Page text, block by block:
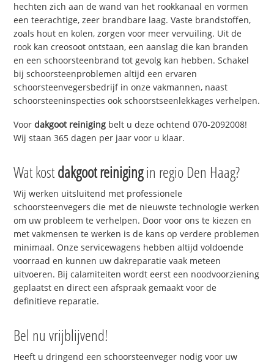
hechten zich aan de wand van het rookkanaal en vormen
een teerachtige, zeer brandbare laag. Vaste brandstoffen,
zoals hout en kolen, zorgen voor meer vervuiling. Uit de
rook kan creosoot ontstaan, een aanslag die kan branden
en een schoorsteenbrand tot gevolg kan hebben. Schakel
bij schoorsteenproblemen altijd een ervaren
schoorsteenvegersbedrijf in onze vakmannen, naast
schoorsteeninspecties ook schoorstseenlekkages verhelpen.
Voordakgoot reiniging belt u deze ochtend 070-2092008!
Wij staan 365 dagen per jaar voor u klaar.
Wat kostdakgoot reinigingin regio Den Haag?
Wij werken uitsluitend met professionele
schoorsteenvegers die met de nieuwste technologie werken
om uw probleem te verhelpen. Door voor ons te kiezen en
met vakmensen te werken is de kans op verdere problemen
minimaal. Onze servicewagens hebben altijd voldoende
voorraad en kunnen uw dakreparatie vaak meteen
uitvoeren. Bij calamiteiten wordt eerst een noodvoorziening
geplaatst en direct een afspraak gemaakt voor de
definitieve reparatie.
Bel nu vrijblijvend!
Heeft u dringend een schoorsteenveger nodig voor uw